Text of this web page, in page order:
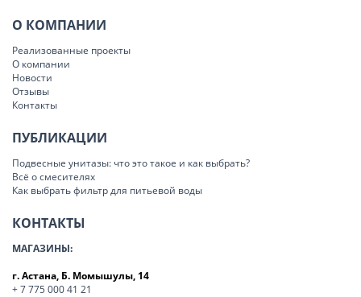
О КОМПАНИИ
Реализованные проекты
О компании
Новости
Отзывы
Контакты
ПУБЛИКАЦИИ
Подвесные унитазы: что это такое и как выбрать?
Всё о смесителях
Как выбрать фильтр для питьевой воды
КОНТАКТЫ
МАГАЗИНЫ:
г. Астана, Б. Момышулы, 14
+ 7 775 000 41 21